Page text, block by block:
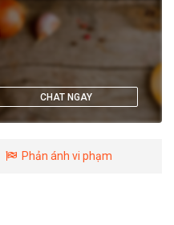
CHAT NGAY
Phản ánh vi phạm